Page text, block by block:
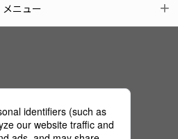
メニュー